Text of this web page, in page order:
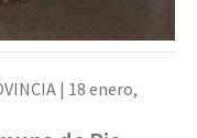
| 18 enero,